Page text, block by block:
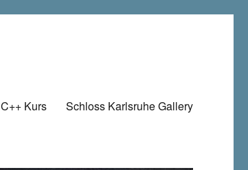
C++ Kurs Schloss Karlsruhe Gallery